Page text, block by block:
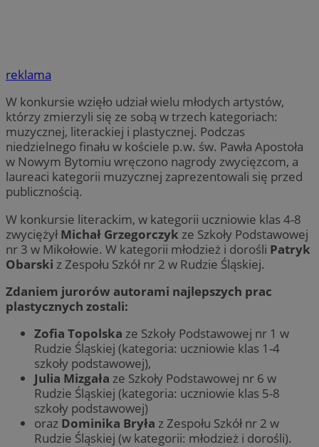
reklama
W konkursie wzięło udział wielu młodych artystów,
którzy zmierzyli się ze sobą w trzech kategoriach:
muzycznej, literackiej i plastycznej. Podczas
niedzielnego finału w kościele p.w. św. Pawła Apostoła
w Nowym Bytomiu wręczono nagrody zwycięzcom, a
laureaci kategorii muzycznej zaprezentowali się przed
publicznością.
W konkursie literackim, w kategorii uczniowie klas 4-8
zwyciężyłMichał Grzegorczyk ze Szkoły Podstawowej
nr 3 w Mikołowie. W kategorii młodzież i dorośli Patryk
Obarski z Zespołu Szkół nr 2 w Rudzie Śląskiej.
Zdaniem jurorów autorami najlepszych prac
plastycznych zostali:
Zofia Topolska ze Szkoły Podstawowej nr 1 w
Rudzie Śląskiej (kategoria: uczniowie klas 1-4
szkoły podstawowej),
Julia Mizgała ze Szkoły Podstawowej nr 6 w
Rudzie Śląskiej (kategoria: uczniowie klas 5-8
szkoły podstawowej)
oraz Dominika Bryła z Zespołu Szkół nr 2 w
Rudzie Śląskiej (w kategorii: młodzież i dorośli).